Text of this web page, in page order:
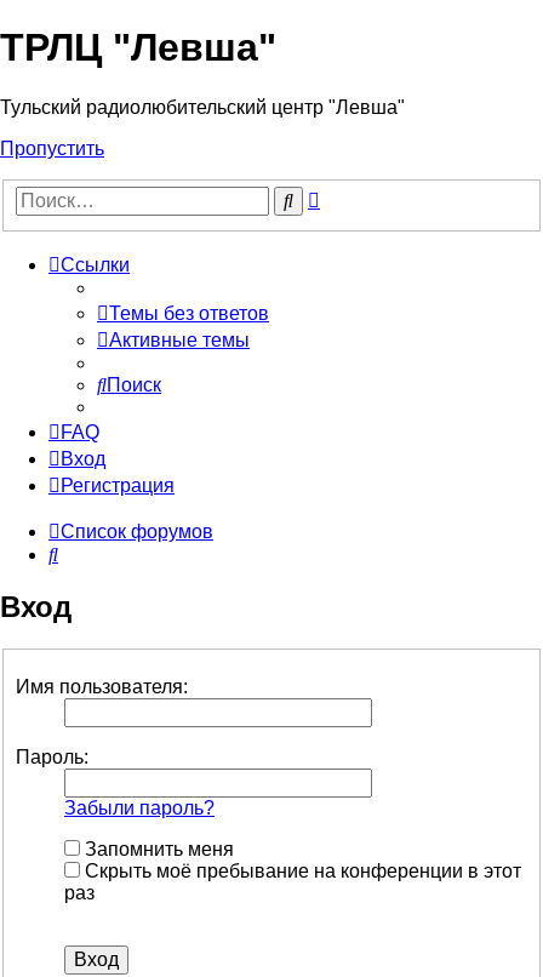
ТРЛЦ "Левша"
Тульский радиолюбительский центр "Левша"
Пропустить
Поиск
Ссылки
Темы без ответов
Активные темы
Поиск
FAQ
Вход
Регистрация
Список форумов
Поиск
Вход
Имя пользователя:
Пароль:
Забыли пароль?
Запомнить меня
Скрыть моё пребывание на конференции в этот
раз